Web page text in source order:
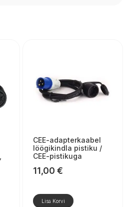
CEE-adapterkaabel
löögikindla pistiku /
CEE-pistikuga
11,00 €
Lisa Korvi